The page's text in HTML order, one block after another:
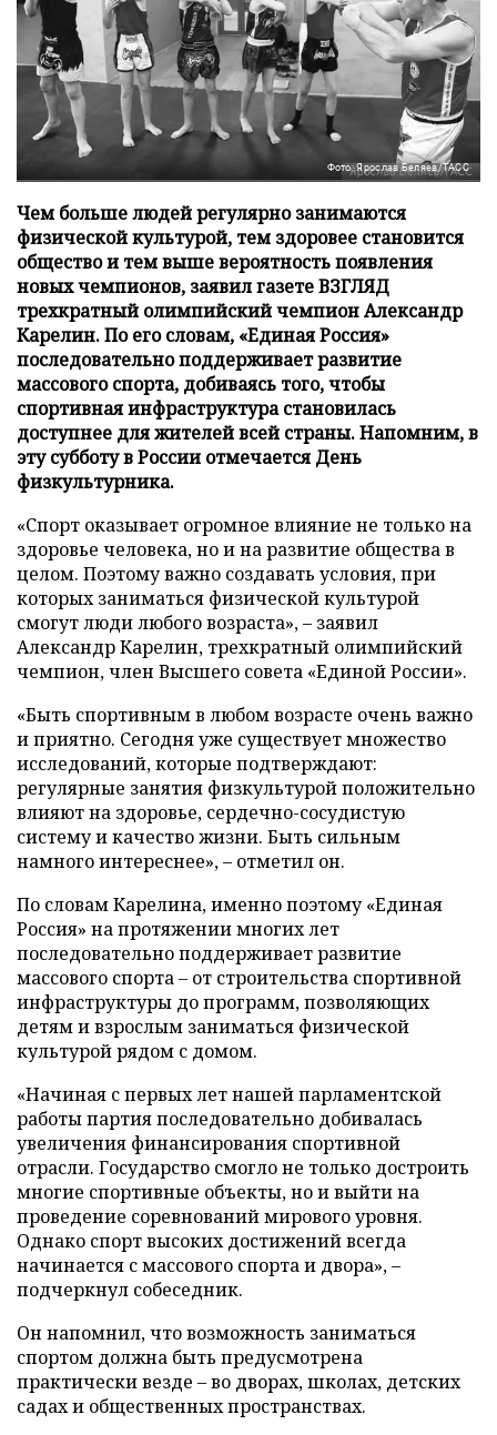
Фото: Ярослав Беляев/ТАСС
Чем больше людей регулярно занимаются
физической культурой, тем здоровее становится
общество и тем выше вероятность появления
новых чемпионов, заявил газете ВЗГЛЯД
трехкратный олимпийский чемпион Александр
Карелин. По его словам, «Единая Россия»
последовательно поддерживает развитие
массового спорта, добиваясь того, чтобы
спортивная инфраструктура становилась
доступнее для жителей всей страны. Напомним, в
эту субботу в России отмечается День
физкультурника.
«Спорт оказывает огромное влияние не только на
здоровье человека, но и на развитие общества в
целом. Поэтому важно создавать условия, при
которых заниматься физической культурой
смогут люди любого возраста», – заявил
Александр Карелин, трехкратный олимпийский
чемпион, член Высшего совета «Единой России».
«Быть спортивным в любом возрасте очень важно
и приятно. Сегодня уже существует множество
исследований, которые подтверждают:
регулярные занятия физкультурой положительно
влияют на здоровье, сердечно-сосудистую
систему и качество жизни. Быть сильным
намного интереснее», – отметил он.
По словам Карелина, именно поэтому «Единая
Россия» на протяжении многих лет
последовательно поддерживает развитие
массового спорта – от строительства спортивной
инфраструктуры до программ, позволяющих
детям и взрослым заниматься физической
культурой рядом с домом.
«Начиная с первых лет нашей парламентской
работы партия последовательно добивалась
увеличения финансирования спортивной
отрасли. Государство смогло не только достроить
многие спортивные объекты, но и выйти на
проведение соревнований мирового уровня.
Однако спорт высоких достижений всегда
начинается с массового спорта и двора», –
подчеркнул собеседник.
Он напомнил, что возможность заниматься
спортом должна быть предусмотрена
практически везде – во дворах, школах, детских
садах и общественных пространствах.